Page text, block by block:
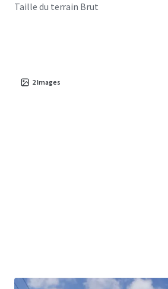
Taille du terrain Brut
2Images